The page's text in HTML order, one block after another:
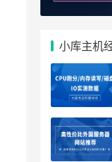
小库主机